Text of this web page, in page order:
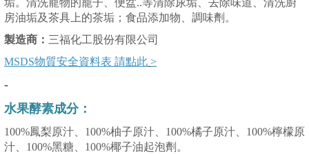
垢。清洗寵物的籠子、便盆..等清除尿垢、去除味道、清洗廚
房油垢及茶具上的茶垢；食品添加物、調味劑。
製造商： 三福化工股份有限公司
MSDS物質安全資料表 請點此 >
-
水果酵素成分：
100%鳳梨原汁、100%柚子原汁、 100%橘子原汁、100%檸檬原
汁、100%黑糖、100%椰子油起泡劑。